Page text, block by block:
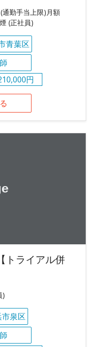
勤手当上限)月額
(正社員)
青葉区
円
トライアル併
)
泉区